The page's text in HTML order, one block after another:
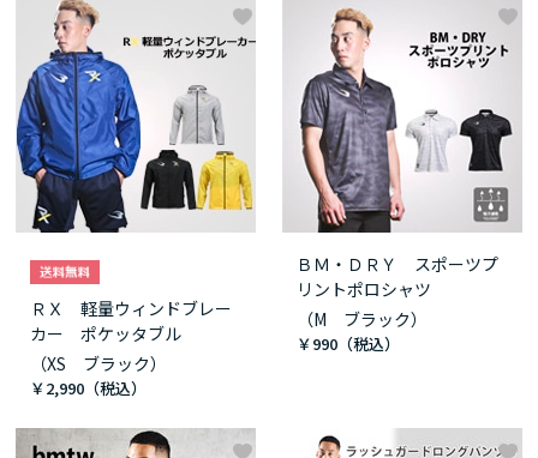
ＲＸ 軽量ウィンドブレー
カー ポケッタブル
（XS ブラック）
￥2,990
ＢＭ・ＤＲＹ スポーツプ
リントポロシャツ
（M ブラック）
￥990